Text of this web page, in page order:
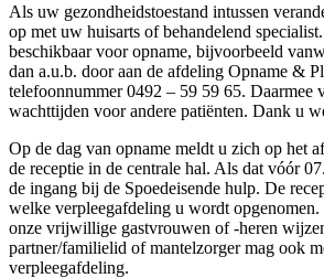
Als uw gezondheidstoestand intussen
op met uw huisarts of behandelend
beschikbaar voor opname, bijvoorbeeld
dan a.u.b. door aan de afdeling Opname &
telefoonnummer 0492 – 59 59 65. Daarmee
wachttijden voor andere patiënten. Dank u
Op de dag van opname meldt u zich op het
de receptie in de centrale hal. Als dat vóór
de ingang bij de Spoedeisende hulp. De
welke verpleegafdeling u wordt
onze vrijwillige gastvrouwen of -heren
partner/familielid of mantelzorger mag ook
verpleegafdeling.